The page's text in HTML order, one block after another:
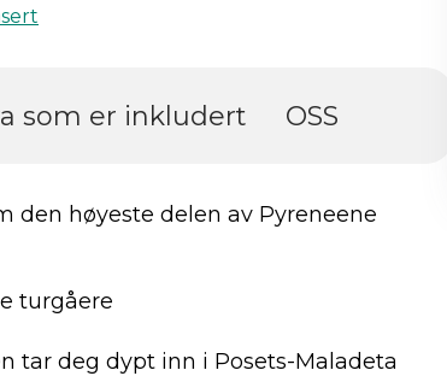
som er inkludert OSS
den høyeste delen av Pyreneene
turgåere
tar deg dypt inn i Posets-Maladeta